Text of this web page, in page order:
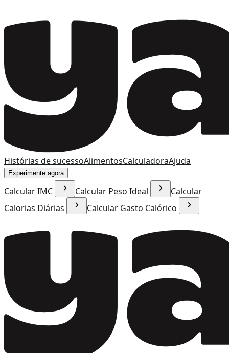
Histórias de sucessoAlimentosCalculadoraAjuda
Experimente agora
Calcular IMC Calcular Peso Ideal
Calcular
Calorias Diárias
Calcular Gasto Calórico